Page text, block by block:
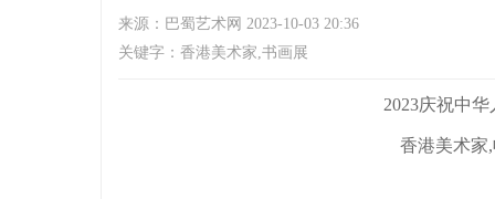
来源：巴蜀艺术网 2023-10-03 20:36
关键字：香港美术家,书画展
2023庆祝中
香港美术家